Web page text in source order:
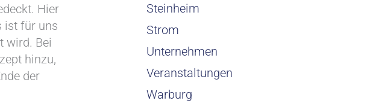
Hier
ist für uns
wird. Bei
hinzu,
der
Steinheim
Strom
Unternehmen
Veranstaltungen
Warburg